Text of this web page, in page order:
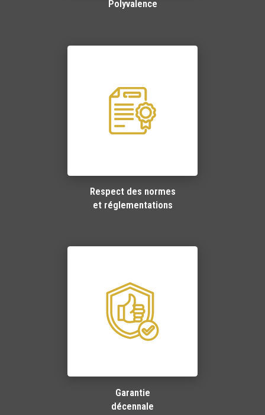
Polyvalence
Respect des normes
et réglementations
Garantie
décennale